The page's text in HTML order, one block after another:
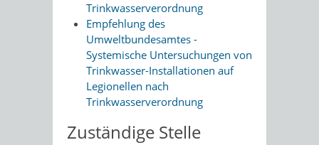
Trinkwasserverordnung
Empfehlung des
Umweltbundesamtes -
Systemische Untersuchungen von
Trinkwasser-Installationen auf
Legionellen nach
Trinkwasserverordnung
Zuständige Stelle